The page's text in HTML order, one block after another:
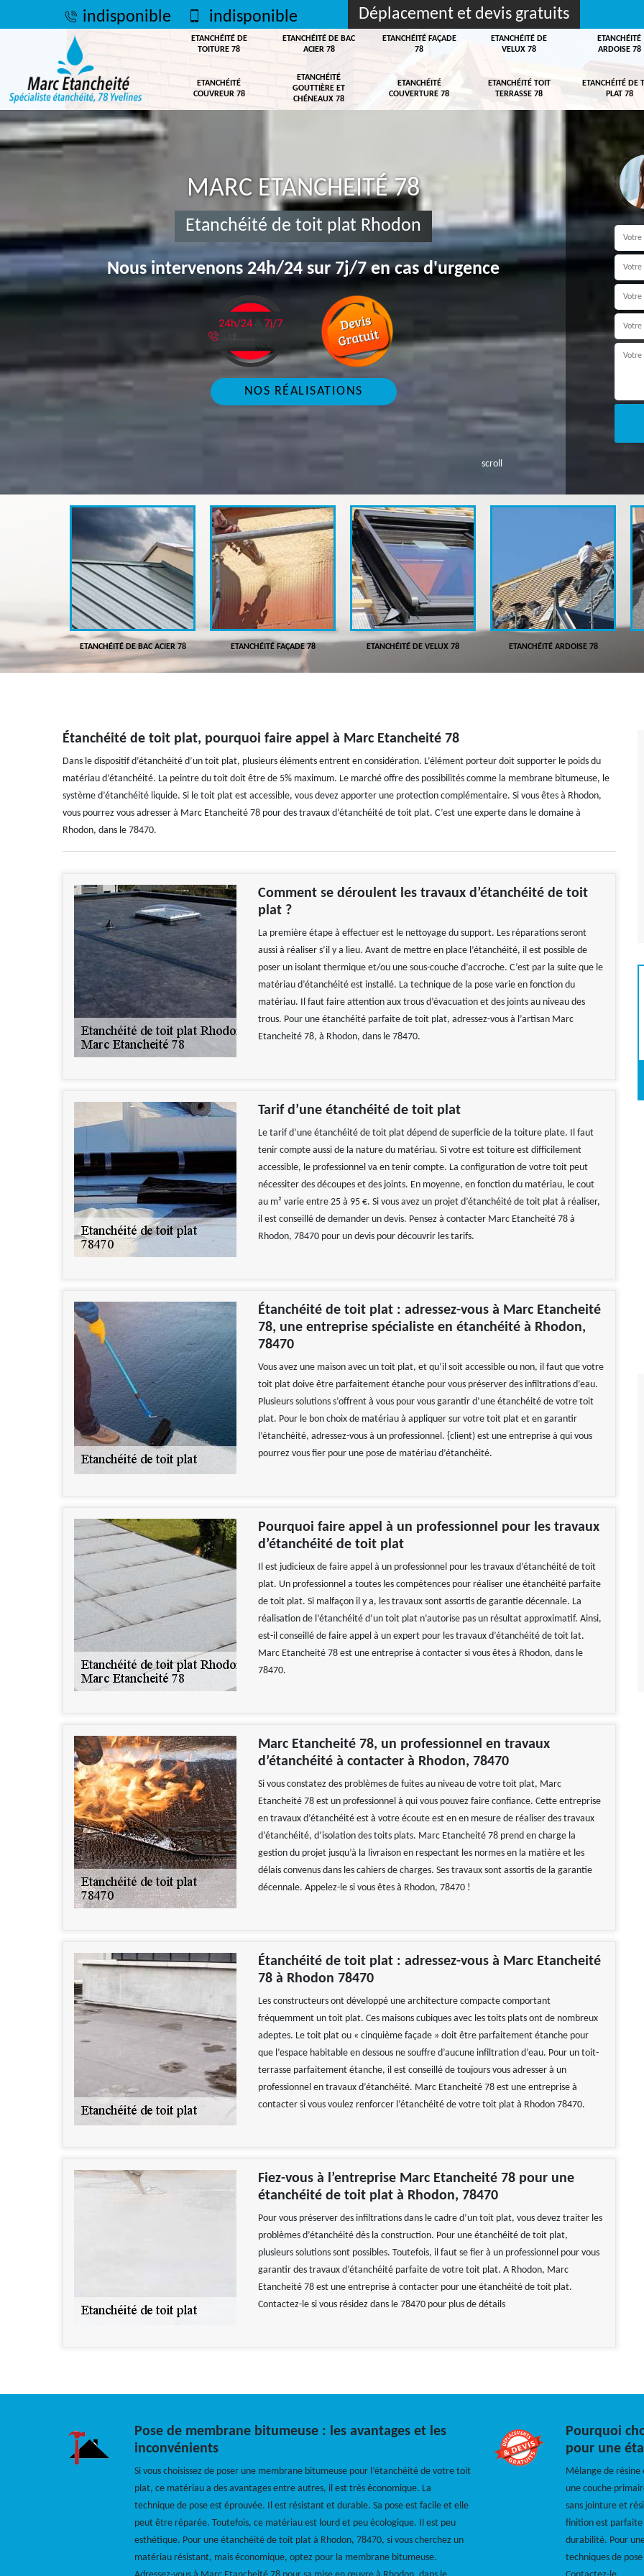
indisponible indisponible Déplacement et devis gratuits
ETANCHÉITÉ DE
TOITURE 78
ETANCHÉITÉ DE BAC
ACIER 78
ETANCHÉITÉ FAÇADE
78
ETANCHÉITÉ DE
VELUX 78
ETANCHÉITÉ
ARDOISE 78
ETANCHÉITÉ
COUVREUR 78
ETANCHÉITÉ
GOUTTIÈRE ET
CHÉNEAUX 78
ETANCHÉITÉ
COUVERTURE 78
ETANCHÉITÉ TOIT
TERRASSE 78
ETANCHÉITÉ DE
PLAT 78
scroll
MARC ETANCHEITÉ 78
Etanchéité de toit plat Rhodon
Nous intervenons 24h/24 sur 7j/7 en cas d'urgence
NOS RÉALISATIONS
78 ETANCHÉITÉ DE BAC ACIER 78 ETANCHÉITÉ FAÇADE 78 ETANCHÉITÉ DE VELUX 78 ETANCHÉITÉ ARDOISE 78
Étanchéité de toit plat, pourquoi faire appel à Marc Etancheité 78
Dans le dispositif d’étanchéité d’un toit plat, plusieurs éléments entrent en considération. L’élément porteur doit supporter le poids du
matériau d’étanchéité. La peintre du toit doit être de 5% maximum. Le marché offre des possibilités comme la membrane bitumeuse, le
système d’étanchéité liquide. Si le toit plat est accessible, vous devez apporter une protection complémentaire. Si vous êtes à Rhodon,
vous pourrez vous adresser à Marc Etancheité 78 pour des travaux d’étanchéité de toit plat. C’est une experte dans le domaine à
Rhodon, dans le 78470.
Comment se déroulent les travaux d’étanchéité de toit
plat ?
La première étape à effectuer est le nettoyage du support. Les réparations seront
aussi à réaliser s’il y a lieu. Avant de mettre en place l’étanchéité, il est possible de
poser un isolant thermique et/ou une sous-couche d’accroche. C’est par la suite que le
matériau d’étanchéité est installé. La technique de la pose varie en fonction du
matériau. Il faut faire attention aux trous d’évacuation et des joints au niveau des
trous. Pour une étanchéité parfaite de toit plat, adressez-vous à l’artisan Marc
Etancheité 78, à Rhodon, dans le 78470.
Tarif d’une étanchéité de toit plat
Le tarif d’une étanchéité de toit plat dépend de superficie de la toiture plate. Il faut
tenir compte aussi de la nature du matériau. Si votre est toiture est difficilement
accessible, le professionnel va en tenir compte. La configuration de votre toit peut
nécessiter des découpes et des joints. En moyenne, en fonction du matériau, le cout
au m² varie entre 25 à 95 €. Si vous avez un projet d’étanchéité de toit plat à réaliser,
il est conseillé de demander un devis. Pensez à contacter Marc Etancheité 78 à
Rhodon, 78470 pour un devis pour découvrir les tarifs.
Étanchéité de toit plat : adressez-vous à Marc Etancheité
78, une entreprise spécialiste en étanchéité à Rhodon,
78470
Vous avez une maison avec un toit plat, et qu’il soit accessible ou non, il faut que votre
toit plat doive être parfaitement étanche pour vous préserver des infiltrations d’eau.
Plusieurs solutions s’offrent à vous pour vous garantir d’une étanchéité de votre toit
plat. Pour le bon choix de matériau à appliquer sur votre toit plat et en garantir
l’étanchéité, adressez-vous à un professionnel. {client) est une entreprise à qui vous
pourrez vous fier pour une pose de matériau d’étanchéité.
Pourquoi faire appel à un professionnel pour les travaux
d’étanchéité de toit plat
Il est judicieux de faire appel à un professionnel pour les travaux d’étanchéité de toit
plat. Un professionnel a toutes les compétences pour réaliser une étanchéité parfaite
de toit plat. Si malfaçon il y a, les travaux sont assortis de garantie décennale. La
réalisation de l’étanchéité d’un toit plat n’autorise pas un résultat approximatif. Ainsi,
est-il conseillé de faire appel à un expert pour les travaux d’étanchéité de toit lat.
Marc Etancheité 78 est une entreprise à contacter si vous êtes à Rhodon, dans le
78470.
Marc Etancheité 78, un professionnel en travaux
d’étanchéité à contacter à Rhodon, 78470
Si vous constatez des problèmes de fuites au niveau de votre toit plat, Marc
Etancheité 78 est un professionnel à qui vous pouvez faire confiance. Cette entreprise
en travaux d’étanchéité est à votre écoute est en en mesure de réaliser des travaux
d’étanchéité, d’isolation des toits plats. Marc Etancheité 78 prend en charge la
gestion du projet jusqu’à la livraison en respectant les normes en la matière et les
délais convenus dans les cahiers de charges. Ses travaux sont assortis de la garantie
décennale. Appelez-le si vous êtes à Rhodon, 78470 !
Étanchéité de toit plat : adressez-vous à Marc Etancheité
78 à Rhodon 78470
Les constructeurs ont développé une architecture compacte comportant
fréquemment un toit plat. Ces maisons cubiques avec les toits plats ont de nombreux
adeptes. Le toit plat ou « cinquième façade » doit être parfaitement étanche pour
que l’espace habitable en dessous ne souffre d’aucune infiltration d’eau. Pour un toit-
terrasse parfaitement étanche, il est conseillé de toujours vous adresser à un
professionnel en travaux d’étanchéité. Marc Etancheité 78 est une entreprise à
contacter si vous voulez renforcer l’étanchéité de votre toit plat à Rhodon 78470.
Fiez-vous à l’entreprise Marc Etancheité 78 pour une
étanchéité de toit plat à Rhodon, 78470
Pour vous préserver des infiltrations dans le cadre d’un toit plat, vous devez traiter les
problèmes d’étanchéité dès la construction. Pour une étanchéité de toit plat,
plusieurs solutions sont possibles. Toutefois, il faut se fier à un professionnel pour vous
garantir des travaux d’étanchéité parfaite de votre toit plat. A Rhodon, Marc
Etancheité 78 est une entreprise à contacter pour une étanchéité de toit plat.
Contactez-le si vous résidez dans le 78470 pour plus de détails
Pose de membrane bitumeuse : les avantages et les
inconvénients
Si vous choisissez de poser une membrane bitumeuse pour l’étanchéité de votre toit
plat, ce matériau a des avantages entre autres, il est très économique. La
technique de pose est éprouvée. Il est résistant et durable. Sa pose est facile et elle
peut être réparée. Toutefois, ce matériau est lourd et peu écologique. Il est peu
esthétique. Pour une étanchéité de toit plat à Rhodon, 78470, si vous cherchez un
matériau résistant, mais économique, optez pour la membrane bitumeuse.
Pourquoi
pour une
Mélange de résine
une couche
sans jointure et
finition est parfaite
durabilité. Pour
techniques de